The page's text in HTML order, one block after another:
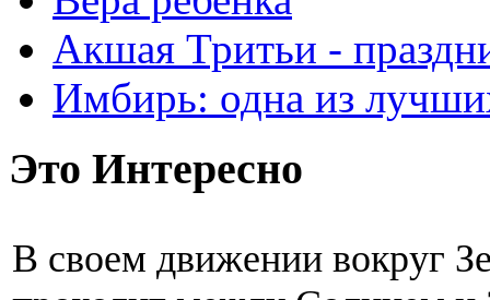
Акшая Тритьи -
Имбирь: одна из
Это Интересно
В своем движении вокруг